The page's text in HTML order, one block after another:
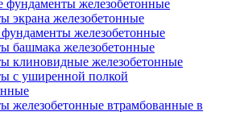
фундаменты железобетонные
экрана железобетонные
железобетонные
башмака железобетонные
клиновидные железобетонные
с уширенной полкой
железобетонные втрамбованные в